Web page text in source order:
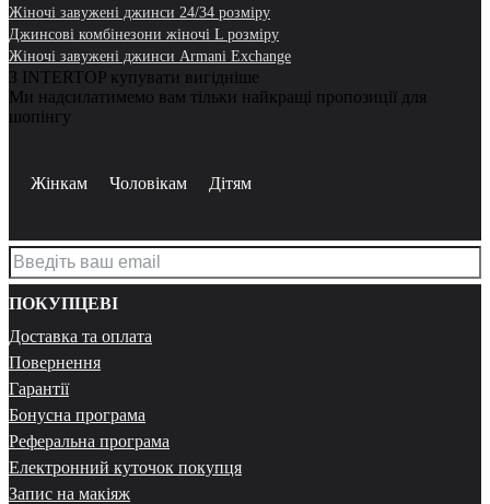
Жіночі завужені джинси 24/34 розміру
Джинсові комбінезони жіночі L розміру
Жіночі завужені джинси Armani Exchange
З INTERTOP купувати вигідніше
Ми надсилатимемо вам тільки найкращі пропозиції для
шопінгу
Жінкам Чоловікам Дітям
ПОКУПЦЕВІ
Доставка та оплата
Повернення
Гарантії
Бонусна програма
Реферальна програма
Електронний куточок покупця
Запис на макіяж